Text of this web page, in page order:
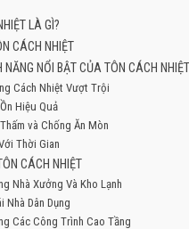
LÀ GÌ?
CÁCH NHIỆT
NĂNG NỔI BẬT CỦA TÔN CÁCH NHIỆT
Cách Nhiệt Vượt Trội
Hiệu Quả
và Chống Ăn Mòn
Thời Gian
CÁCH NHIỆT
Nhà Xưởng Và Kho Lạnh
Nhà Dân Dụng
Các Công Trình Cao Tầng